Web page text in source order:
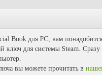
Book для PC, вам
для системы Steam. Сразу
вы можете прочитать в